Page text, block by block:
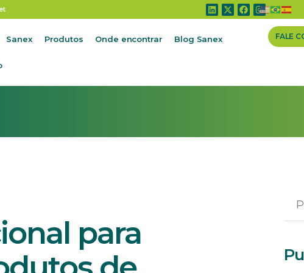
Sanex Produtos Onde encontrar Blog Sanex FALE
para exportação de produtos de origem animal registra
para